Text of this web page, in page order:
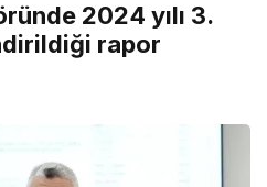
2024 yılı 3.
rapor